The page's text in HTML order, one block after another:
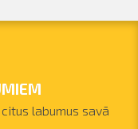
labumus savā